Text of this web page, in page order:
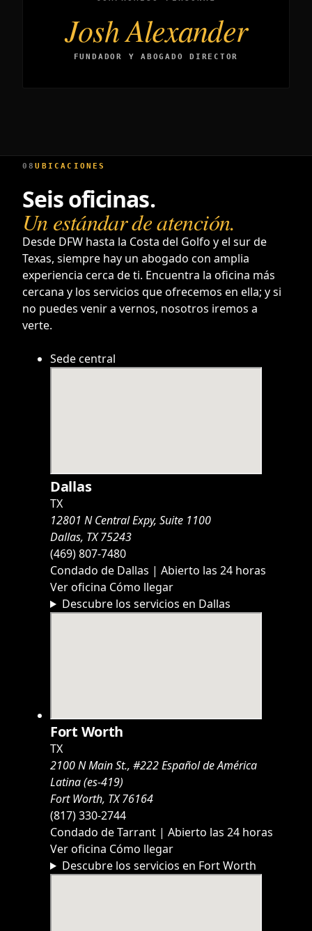
Josh Alexander
FUNDADOR Y ABOGADO DIRECTOR
08UBICACIONES
Seis oficinas.
Un estándar de atención.
Desde DFW hasta la Costa del Golfo y el sur de
Texas, siempre hay un abogado con amplia
experiencia cerca de ti. Encuentra la oficina más
cercana y los servicios que ofrecemos en ella; y si
no puedes venir a vernos, nosotros iremos a
verte.
Sede central
Dallas
TX
12801 N Central Expy, Suite 1100
Dallas, TX 75243
(469) 807-7480
Condado de Dallas | Abierto las 24 horas
Ver oficina Cómo llegar
Descubre los servicios en Dallas
Fort Worth
TX
2100 N Main St., #222 Español de América
Latina (es-419)
Fort Worth, TX 76164
(817) 330-2744
Condado de Tarrant | Abierto las 24 horas
Ver oficina Cómo llegar
Descubre los servicios en Fort Worth